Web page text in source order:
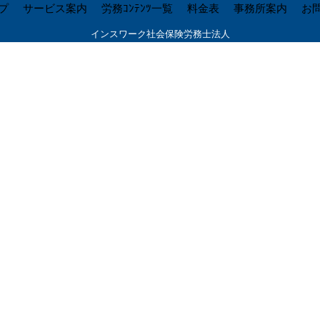
サービス案内 労務ｺﾝﾃﾝﾂ一覧 料金表 事務所案内 お
インスワーク社会保険労務士法人